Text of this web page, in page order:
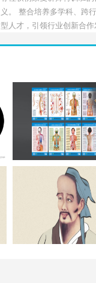
展”进行系统讲解和交流探
为发展脊柱健康事业，实
班也有意诚邀业界和跨界
的学习探讨。
义。 整合培养多学科、跨
型人才，引领行业创新合